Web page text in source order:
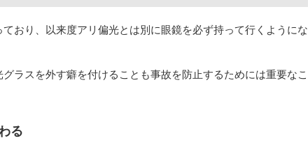
おり、以来度アリ偏光とは別に眼鏡を必ず持って行くようにな
ラスを外す癖を付けることも事故を防止するためには重要なこ
る